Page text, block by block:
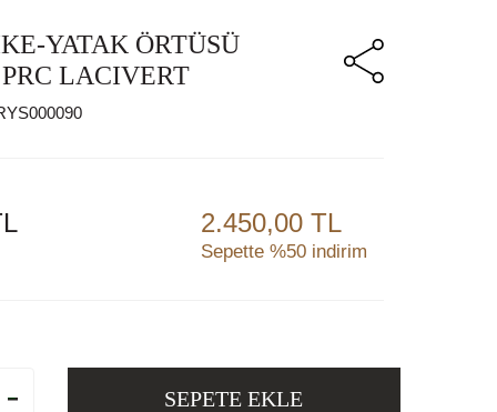
YATAK ÖRTÜSÜ
LACIVERT
2.450,00 TL
Sepette %50 indirim
SEPETE EKLE